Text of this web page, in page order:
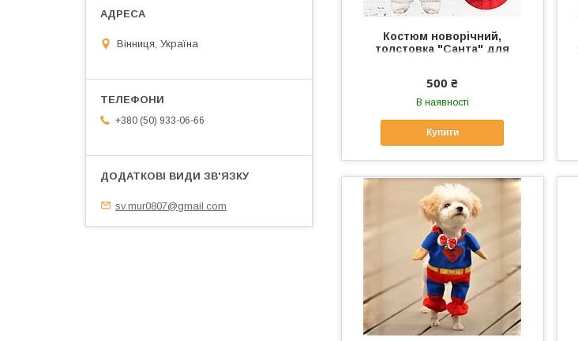
Костюм новорічний,
толстовка "Санта" для
500 ₴
В наявності
Купити
Вінниця, Україна
+380 (50) 933-06-66
sv.mur0807@gmail.com